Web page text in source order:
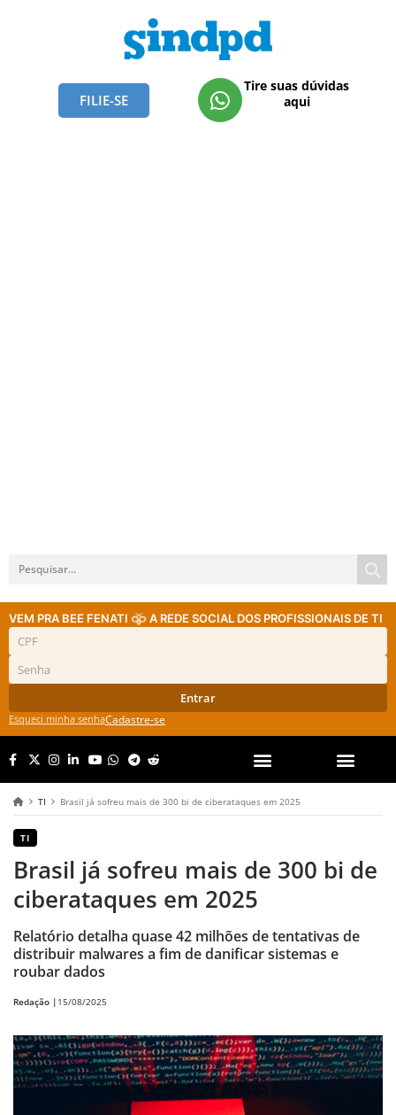
FILIE-SE
Tire suas dúvidas
aqui
VEM PRA BEE FENATI A REDE SOCIAL DOS PROFISSIONAIS DE TI
Entrar
Esqueci minha senhaCadastre-se
TI Brasil já sofreu mais de 300 bi de ciberataques em 2025
TI
Brasil já sofreu mais de 300 bi de
ciberataques em 2025
Relatório detalha quase 42 milhões de tentativas de
distribuir malwares a fim de danificar sistemas e
roubar dados
Redação | 15/08/2025